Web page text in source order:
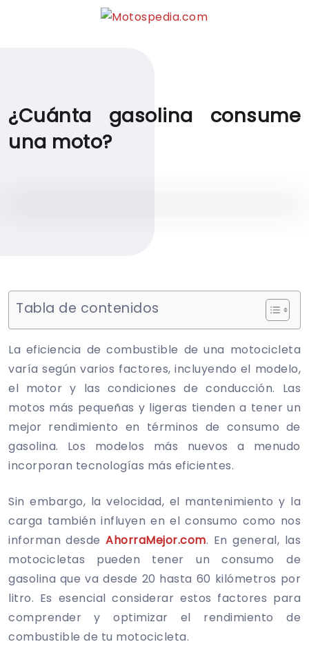
¿Cuánta gasolina consume
una moto?
Tabla de contenidos
La eficiencia de combustible de una motocicleta
varía según varios factores, incluyendo el modelo,
el motor y las condiciones de conducción. Las
motos más pequeñas y ligeras tienden a tener un
mejor rendimiento en términos de consumo de
gasolina. Los modelos más nuevos a menudo
incorporan tecnologías más eficientes.
Sin embargo, la velocidad, el mantenimiento y la
carga también influyen en el consumo como nos
informan desdeAhorraMejor.com. En general, las
motocicletas pueden tener un consumo de
gasolina que va desde 20 hasta 60 kilómetros por
litro. Es esencial considerar estos factores para
comprender y optimizar el rendimiento de
combustible de tu motocicleta.